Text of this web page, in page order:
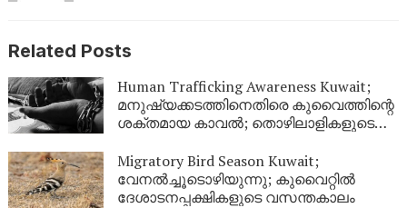
Related Posts
Human Trafficking Awareness Kuwait;
മനുഷ്യക്കടത്തിനെതിരെ കുവൈത്തിന്റെ
ശക്തമായ കാവൽ; തൊഴിലാളികളുടെ
Migratory Bird Season Kuwait;
വേനൽച്ചൂടൊഴിയുന്നു; കുവൈറ്റിൽ
ദേശാടനപ്പക്ഷികളുടെ വസന്തകാലം